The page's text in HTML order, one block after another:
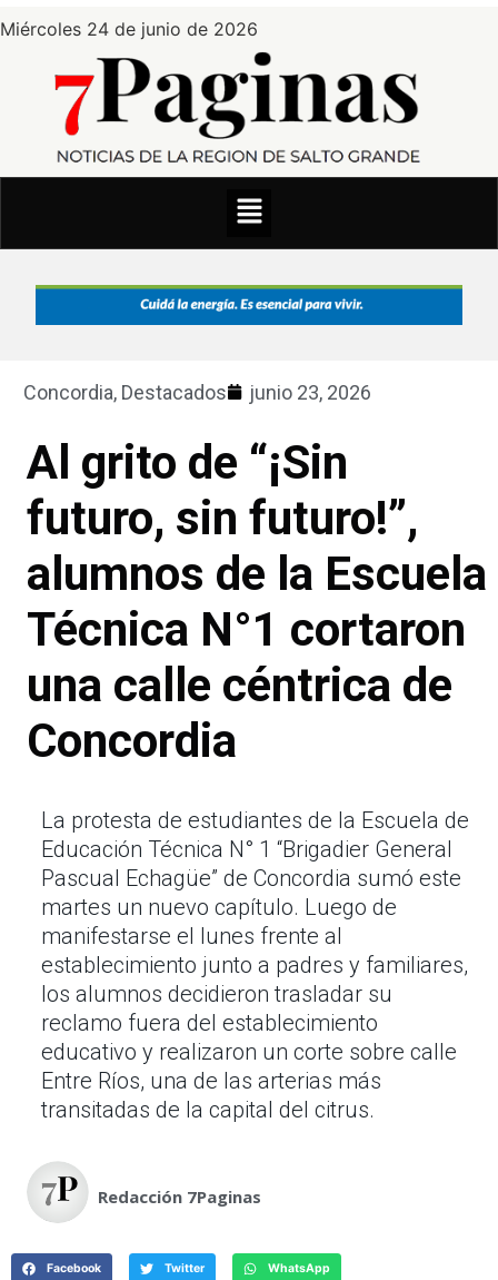
Miércoles 24 de junio de 2026
Concordia, Destacados junio 23, 2026
Al grito de “¡Sin
futuro, sin futuro!”,
alumnos de la Escuela
Técnica N°1 cortaron
una calle céntrica de
Concordia
La protesta de estudiantes de la Escuela de
Educación Técnica N° 1 “Brigadier General
Pascual Echagüe” de Concordia sumó este
martes un nuevo capítulo. Luego de
manifestarse el lunes frente al
establecimiento junto a padres y familiares,
los alumnos decidieron trasladar su
reclamo fuera del establecimiento
educativo y realizaron un corte sobre calle
Entre Ríos, una de las arterias más
transitadas de la capital del citrus.
Redacción 7Paginas
Facebook Twitter WhatsApp